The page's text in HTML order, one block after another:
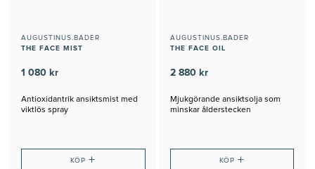
AUGUSTINUS.BADER
THE FACE MIST
1 080 kr
Antioxidantrik ansiktsmist med
viktlös spray
KÖP+
AUGUSTINUS.BADER
THE FACE OIL
2 880 kr
Mjukgörande ansiktsolja som
minskar ålderstecken
KÖP +